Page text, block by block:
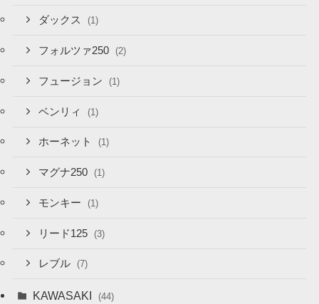
ダックス (1)
フォルツァ250 (2)
フュージョン (1)
ベンリィ (1)
ホーネット (1)
マグナ250 (1)
モンキー (1)
リード125 (3)
レブル (7)
KAWASAKI (44)